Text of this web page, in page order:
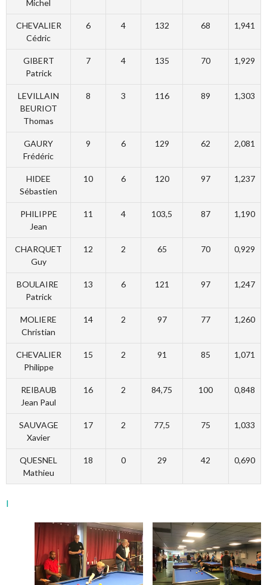
Michel
CHEVALIER
Cédric
6 4 132 68 1,941
GIBERT
Patrick
7 4 135 70 1,929
LEVILLAIN
BEURIOT
Thomas
8 3 116 89 1,303
GAURY
Frédéric
9 6 129 62 2,081
HIDEE
Sébastien
10 6 120 97 1,237
PHILIPPE
Jean
11 4 103,5 87 1,190
CHARQUET
Guy
12 2 65 70 0,929
BOULAIRE
Patrick
13 6 121 97 1,247
MOLIERE
Christian
14 2 97 77 1,260
CHEVALIER
Philippe
15 2 91 85 1,071
REIBAUB
Jean Paul
16 2 84,75 100 0,848
SAUVAGE
Xavier
17 2 77,5 75 1,033
QUESNEL
Mathieu
18 0 29 42 0,690
I